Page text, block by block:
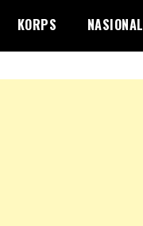
KORPS NASIONAL